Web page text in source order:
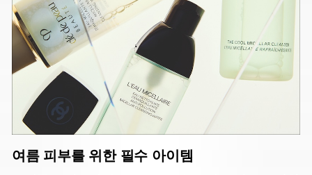
여름 피부를 위한 필수 아이템